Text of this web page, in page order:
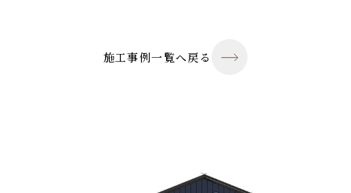
施工事例一覧へ戻る